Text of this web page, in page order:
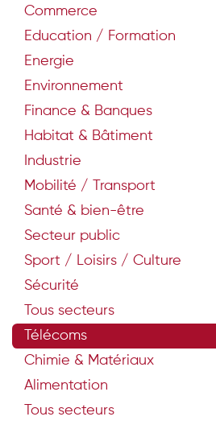
Commerce
Education / Formation
Energie
Environnement
Finance & Banques
Habitat & Bâtiment
Industrie
Mobilité / Transport
Santé & bien-être
Secteur public
Sport / Loisirs / Culture
Sécurité
Tous secteurs
Télécoms
Chimie & Matériaux
Alimentation
Tous secteurs